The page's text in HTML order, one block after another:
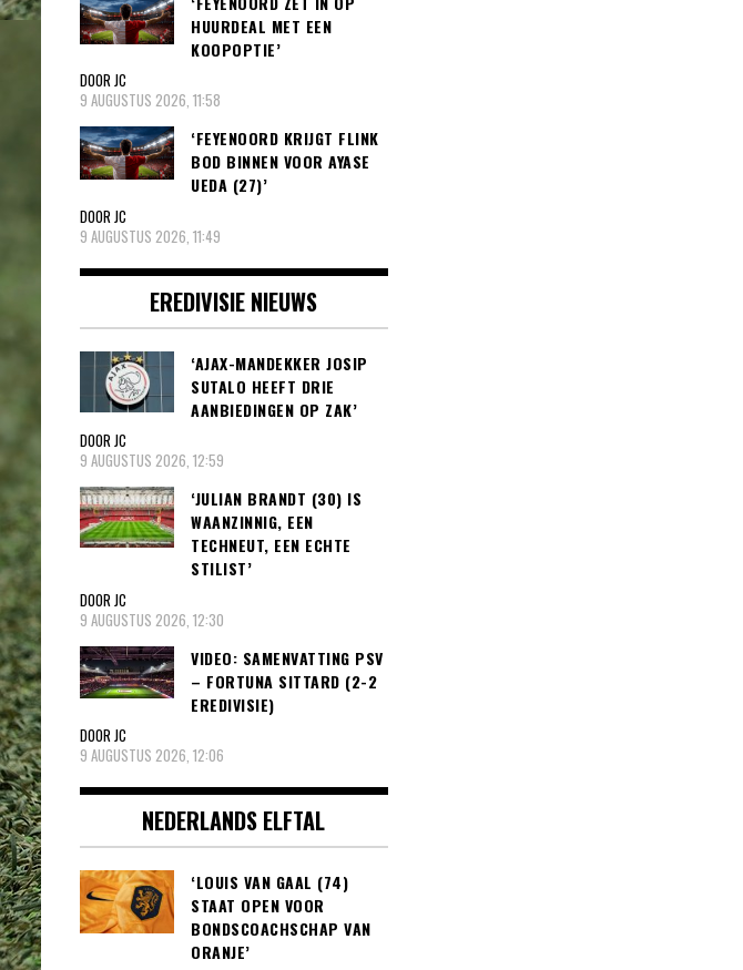
HUURDEAL MET EEN
KOOPOPTIE’
DOOR JC
9 AUGUSTUS 2026, 11:58
‘FEYENOORD KRIJGT FLINK
BOD BINNEN VOOR AYASE
UEDA (27)’
DOOR JC
9 AUGUSTUS 2026, 11:49
EREDIVISIE NIEUWS
‘AJAX-MANDEKKER JOSIP
SUTALO HEEFT DRIE
AANBIEDINGEN OP ZAK’
DOOR JC
9 AUGUSTUS 2026, 12:59
‘JULIAN BRANDT (30) IS
WAANZINNIG, EEN
TECHNEUT, EEN ECHTE
STILIST’
DOOR JC
9 AUGUSTUS 2026, 12:30
VIDEO: SAMENVATTING PSV
– FORTUNA SITTARD (2-2
EREDIVISIE)
DOOR JC
9 AUGUSTUS 2026, 12:06
NEDERLANDS ELFTAL
‘LOUIS VAN GAAL (74)
STAAT OPEN VOOR
BONDSCOACHSCHAP VAN
ORANJE’